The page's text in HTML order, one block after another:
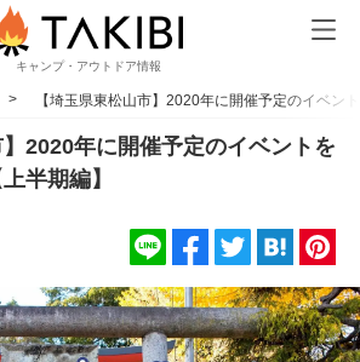
キャンプ・アウトドア情報
【埼玉県東松山市】2020年に開催予定のイベン
】2020年に開催予定のイベントを
半期編】